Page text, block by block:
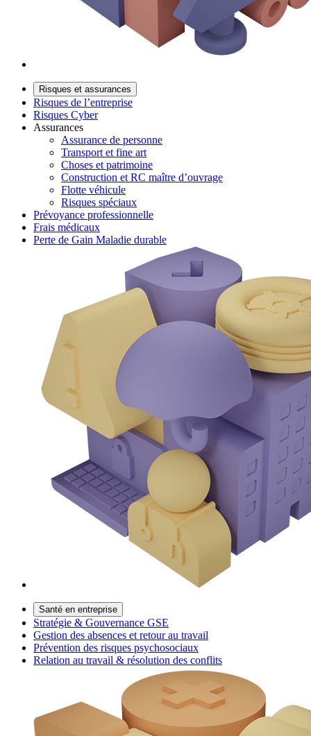
Risques et assurances
Risques de l’entreprise
Risques Cyber
Assurances
Assurance de personne
Transport et fine art
Choses et patrimoine
Construction et RC maître d’ouvrage
Flotte véhicule
Risques spéciaux
Prévoyance professionnelle
Frais médicaux
Perte de Gain Maladie durable
Santé en entreprise
Stratégie & Gouvernance GSE
Gestion des absences et retour au travail
Prévention des risques psychosociaux
Relation au travail & résolution des conflits